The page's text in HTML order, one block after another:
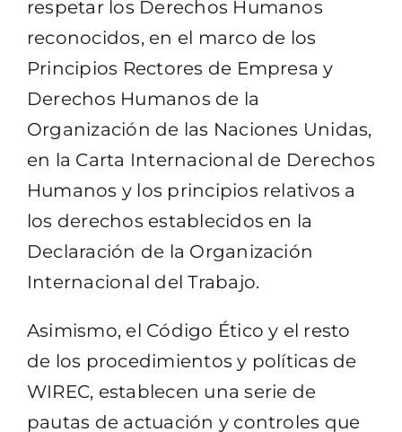
respetar los Derechos Humanos
reconocidos, en el marco de los
Principios Rectores de Empresa y
Derechos Humanos de la
Organización de las Naciones Unidas,
en la Carta Internacional de Derechos
Humanos y los principios relativos a
los derechos establecidos en la
Declaración de la Organización
Internacional del Trabajo.
Asimismo, el Código Ético y el resto
de los procedimientos y políticas de
WIREC, establecen una serie de
pautas de actuación y controles que